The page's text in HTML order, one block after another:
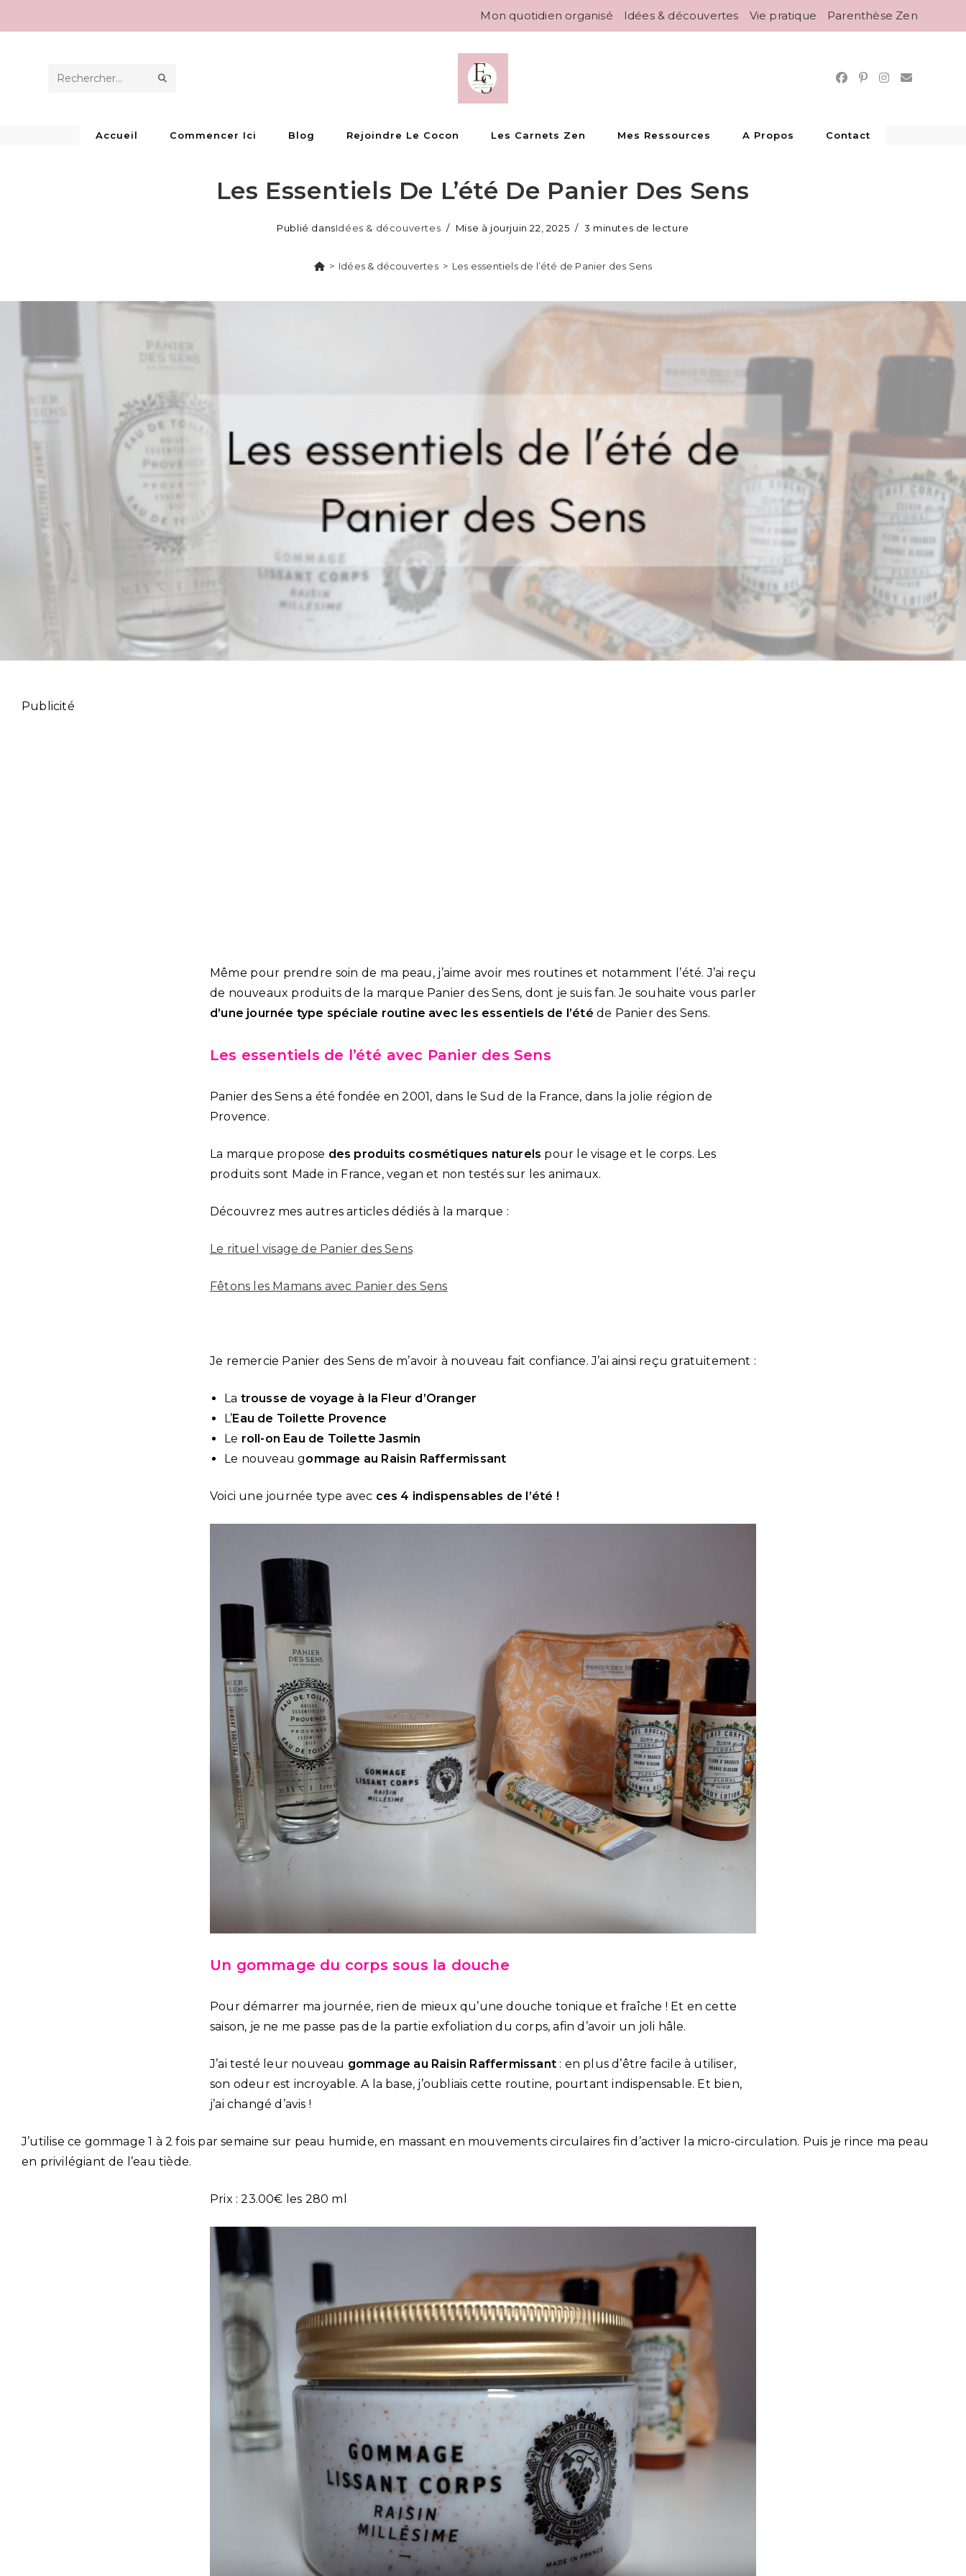
Mon quotidien organisé Idées & découvertes Vie pratique Parenthèse Zen
Rechercher
RECHERCHE
Accueil Commencer Ici Blog Rejoindre Le Cocon Les Carnets Zen Mes Ressources A Propos Contact
Les Essentiels De L’été De Panier Des Sens
Publié dansIdées & découvertes Mise à jourjuin 22, 2025 3 minutes de lecture
> Idées & découvertes > Les essentiels de l’été de Panier des Sens
Publicité
Même pour prendre soin de ma peau, j’aime avoir mes routines et notamment l’été. J’ai reçu
de nouveaux produits de la marque Panier des Sens, dont je suis fan. Je souhaite vous parler
d’une journée type spéciale routine avec les essentiels de l’été de Panier des Sens.
Les essentiels de l’été avec Panier des Sens
Panier des Sens a été fondée en 2001, dans le Sud de la France, dans la jolie région de
Provence.
La marque propose des produits cosmétiques naturels pour le visage et le corps. Les
produits sont Made in France, vegan et non testés sur les animaux.
Découvrez mes autres articles dédiés à la marque :
Le rituel visage de Panier des Sens
Fêtons les Mamans avec Panier des Sens
Je remercie Panier des Sens de m’avoir à nouveau fait confiance. J’ai ainsi reçu gratuitement :
La trousse de voyage à la Fleur d’Oranger
L’Eau de Toilette Provence
Le roll-on Eau de Toilette Jasmin
Le nouveau gommage au Raisin Raffermissant
Voici une journée type avec ces 4 indispensables de l’été !
Un gommage du corps sous la douche
Pour démarrer ma journée, rien de mieux qu’une douche tonique et fraîche ! Et en cette
saison, je ne me passe pas de la partie exfoliation du corps, afin d’avoir un joli hâle.
J’ai testé leur nouveau gommage au Raisin Raffermissant : en plus d’être facile à utiliser,
son odeur est incroyable. A la base, j’oubliais cette routine, pourtant indispensable. Et bien,
j’ai changé d’avis !
J’utilise ce gommage 1 à 2 fois par semaine sur peau humide, en massant en mouvements circulaires fin d’activer la micro-circulation. Puis je rince ma peau
en privilégiant de l’eau tiède.
Prix : 23.00€ les 280 ml